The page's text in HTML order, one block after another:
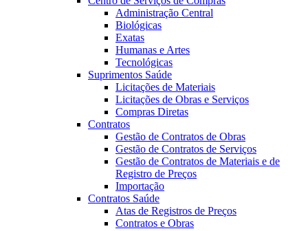
Administração Central
Biológicas
Exatas
Humanas e Artes
Tecnológicas
Suprimentos Saúde
Licitações de Materiais
Licitações de Obras e Serviços
Compras Diretas
Contratos
Gestão de Contratos de Obras
Gestão de Contratos de Serviços
Gestão de Contratos de Materiais e de
Registro de Preços
Importação
Contratos Saúde
Atas de Registros de Preços
Contratos e Obras